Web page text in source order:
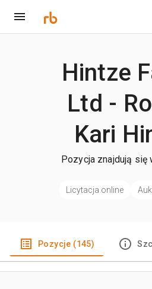
Hintze
Ltd -
Kari
Pozycja znajdują się
Licytacja online
Pozycje (145)